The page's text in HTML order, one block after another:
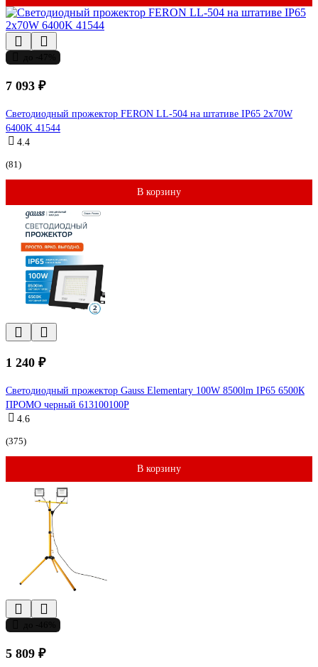
7 093 ₽
Светодиодный прожектор FERON LL-504 на штативе IP65 2х70W
6400K 41544
4.4
(81)
В корзину
1 240 ₽
Светодиодный прожектор Gauss Elementary 100W 8500lm IP65 6500К
ПРОМО черный 613100100P
4.6
(375)
В корзину
5 809 ₽